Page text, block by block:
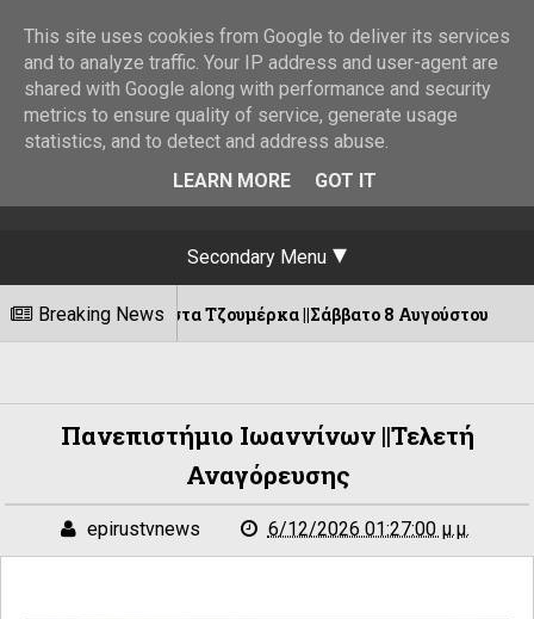
Secondary Menu
Breaking News
στα Τζουμέρκα ||Σάββατο 8 Αυγούστου 06/08/
Πανεπιστήμιο Ιωαννίνων ||Τελετή
Αναγόρευσης
epirustvnews 6/12/2026 01:27:00 μ.μ.
This site uses cookies from Google to deliver its services
and to analyze traffic. Your IP address and user-agent are
shared with Google along with performance and security
metrics to ensure quality of service, generate usage
statistics, and to detect and address abuse.
LEARN MORE
GOT IT